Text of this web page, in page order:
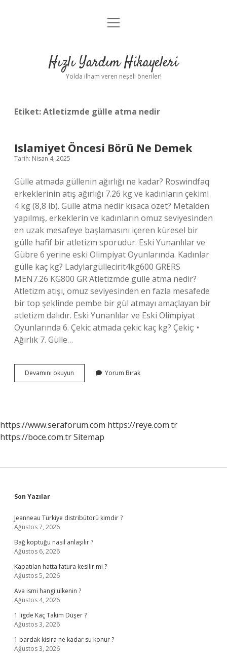
Anasayfa
Yasal Uyarı
menüyü
Hızlı Yardım Hikayeleri
Yolda ilham veren neşeli öneriler!
Etiket:Atletizmde gülle atma nedir
Islamiyet Öncesi Börü Ne Demek
Tarih: Nisan 4, 2025
Gülle atmada güllenin ağırlığı ne kadar? Roswindfaq
erkeklerinin atış ağırlığı 7.26 kg ve kadınların çekimi
4 kg (8,8 lb). Gülle atma nedir kısaca özet? Metalden
yapılmış, erkeklerin ve kadınların omuz seviyesinden
en uzak mesafeye başlamasını içeren küresel bir
gülle hafif bir atletizm sporudur. Eski Yunanlılar ve
Gübre 6 yerine eski Olimpiyat Oyunlarında. Kadınlar
gülle kaç kg? Ladylargüllecirit4kg600 GRERS
MEN7.26 KG800 GR Atletizmde gülle atma nedir?
Atletizm atışı, omuz seviyesinden en fazla mesafede
bir top şeklinde pembe bir gül atmayı amaçlayan bir
atletizm dalıdır. Eski Yunanlılar ve Eski Olimpiyat
Oyunlarında 6. Çekic atmada çekic kaç kg? Çekiç: •
Ağırlık 7. Gülle…
Devamını okuyun Islamiyet
Öncesi
Yorum Bırak
https://www.seraforum.com https://reye.com.tr
https://boce.com.trSitemap
Sidebar
Son Yazılar
Jeanneau Türkiye distribütörü kimdir ?
Ağustos 7, 2026
Bağ koptuğu nasıl anlaşılır ?
Ağustos 6, 2026
Kapatılan hatta fatura kesilir mi ?
Ağustos 5, 2026
Ava ismi hangi ülkenin ?
Ağustos 4, 2026
1 ligde Kaç Takim Düşer ?
Ağustos 3, 2026
1 bardak kisira ne kadar su konur ?
Ağustos 3, 2026